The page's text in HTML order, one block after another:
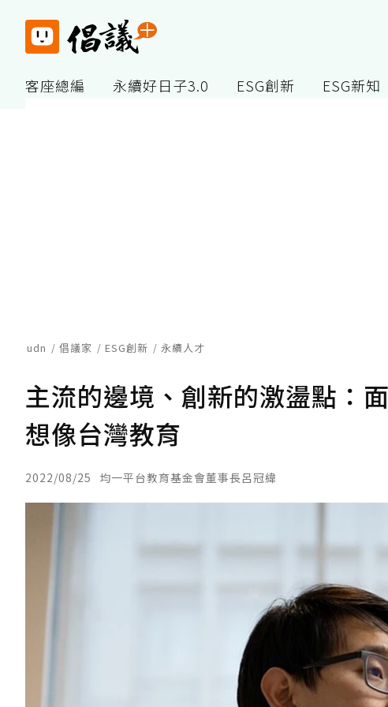
客座總編 永續好日子3.0 ESG創新 ESG新知
udn 倡議家 ESG創新 永續人才
主流的邊境、創新的激盪點：
想像台灣教育
2022/08/25 均一平台教育基金會董事長呂冠緯